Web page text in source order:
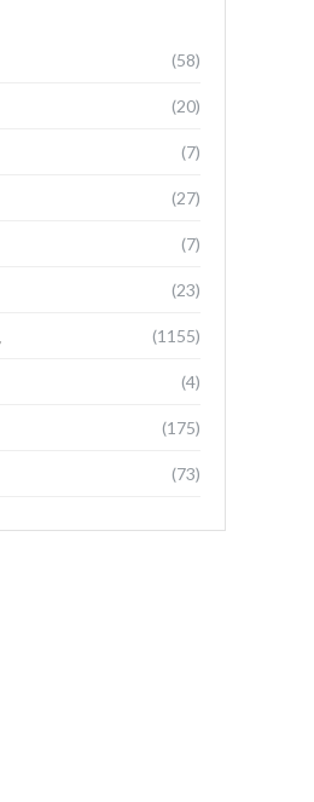
(58)
(20)
(7)
(27)
(7)
(23)
(1155)
(4)
(175)
(73)